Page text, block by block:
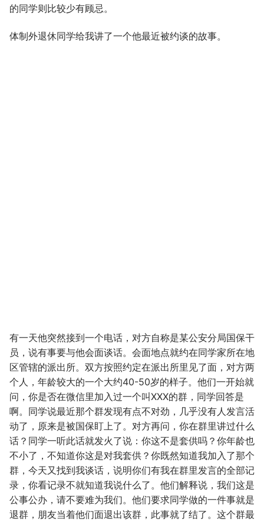
的同学则比较少有顾忌。
体制外退休同学给我讲了一个他最近被约谈的故事。
有一天他突然接到一个电话，对方自称是某公安分局国保干
员，说有事要与他会面谈话。会面地点就约在同学家所在地
区管辖的派出所。双方按照约定在派出所里见了面，对方两
个人，年龄较大的一个大约40-50岁的样子。他们一开始就
问，你是否在微信里加入过一个叫XXX的群，同学回答是
啊。同学说最近那个群发现有点不对劲，几乎没有人发言活
动了，原来是被国保盯上了。对方再问，你在群里讲过什么
话？同学一听此话就发火了说：你这不是套供吗？你年龄也
不小了，不知道你这是对我套供？你既然知道我加入了那个
群，今天又找到我谈话，说明你们有我在群里发言的全部记
录，你看记录不就知道我说什么了。他们解释说，我们这是
公事公办，请不要难为我们。他们要求同学做的一件事就是
退群，朋友当着他们面退出该群，此事就了结了。这个群最